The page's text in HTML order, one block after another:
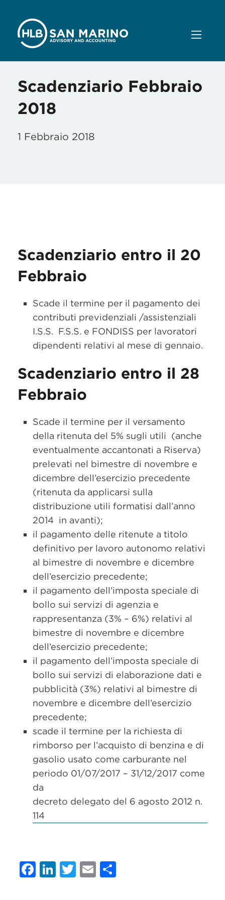
Scadenziario Febbraio
2018
1 Febbraio 2018
Scadenziario entro il 20
Febbraio
Scade il termine per il pagamento dei
contributi previdenziali /assistenziali
I.S.S. F.S.S. e FONDISS per lavoratori
dipendenti relativi al mese di gennaio.
Scadenziario entro il 28
Febbraio
Scade il termine per il versamento
della ritenuta del 5% sugli utili (anche
eventualmente accantonati a Riserva)
prelevati nel bimestre di novembre e
dicembre dell’esercizio precedente
(ritenuta da applicarsi sulla
distribuzione utili formatisi dall’anno
2014 in avanti);
il pagamento delle ritenute a titolo
definitivo per lavoro autonomo relativi
al bimestre di novembre e dicembre
dell’esercizio precedente;
il pagamento dell’imposta speciale di
bollo sui servizi di agenzia e
rappresentanza (3% – 6%) relativi al
bimestre di novembre e dicembre
dell’esercizio precedente;
il pagamento dell’imposta speciale di
bollo sui servizi di elaborazione dati e
pubblicità (3%) relativi al bimestre di
novembre e dicembre dell’esercizio
precedente;
scade il termine per la richiesta di
rimborso per l’acquisto di benzina e di
gasolio usato come carburante nel
periodo 01/07/2017 – 31/12/2017 come
da
decreto delegato del 6 agosto 2012 n.
114
Facebook
LinkedIn
Twitter
Email